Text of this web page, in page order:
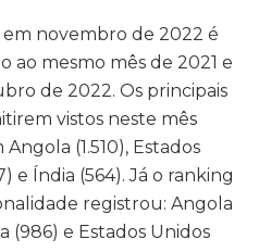
novembro de 2022 é
ao mesmo mês de 2021 e
de 2022. Os principais
vistos neste mês
(1.510), Estados
e Índia (564). Já o ranking
registrou: Angola
(986) e Estados Unidos